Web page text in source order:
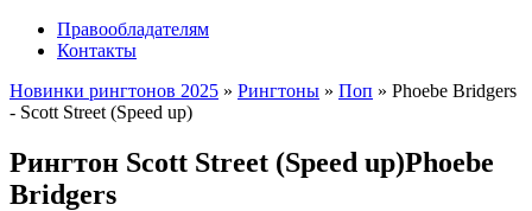
Правообладателям
Контакты
Новинки рингтонов 2025 » Рингтоны » Поп » Phoebe Bridgers
- Scott Street (Speed up)
Рингтон Scott Street (Speed up)Phoebe
Bridgers